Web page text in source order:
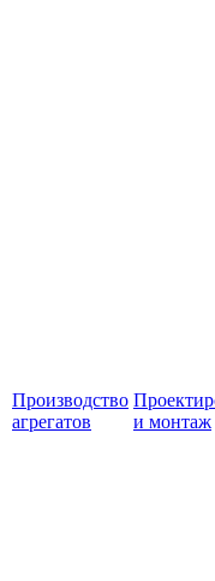
Производство
агрегатов
и монтаж